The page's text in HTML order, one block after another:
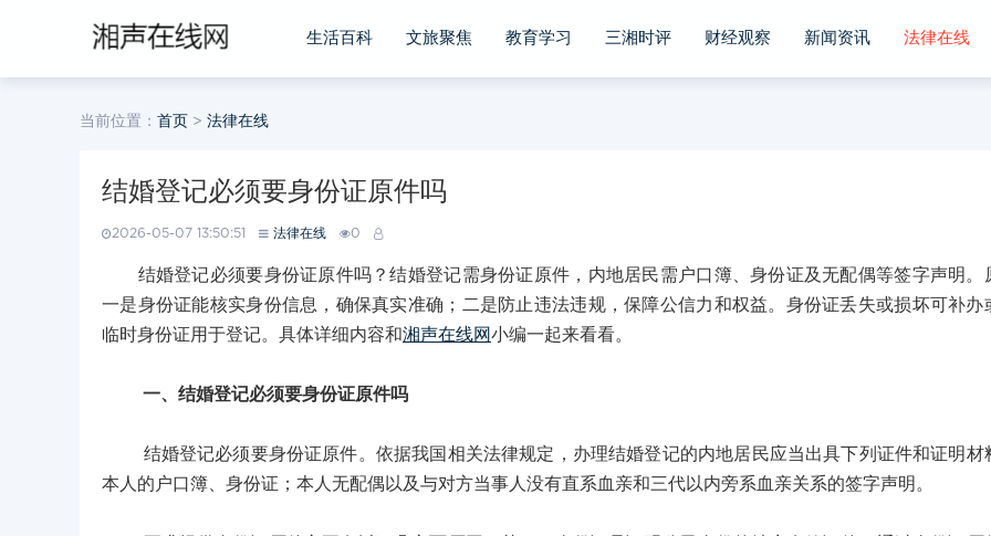
生活百科 文旅聚焦 教育学习 三湘时评 财经观察 新闻资讯 法律在线
当前位置： 首页 > 法律在线
结婚登记必须要身份证原件吗
2026-05-07 13:50:51 法律在线 0
结婚登记必须要身份证原件吗？结婚登记需身份证原件，内地居民需户口簿、身份证及无配偶等签字声明。
一是身份证能核实身份信息，确保真实准确；二是防止违法违规，保障公信力和权益。身份证丢失或损坏可补办
临时身份证用于登记。具体详细内容和湘声在线网小编一起来看看。
一、结婚登记必须要身份证原件吗
结婚登记必须要身份证原件。依据我国相关法律规定，办理结婚登记的内地居民应当出具下列证件和证明材
本人的户口簿、身份证；本人无配偶以及与对方当事人没有直系血亲和三代以内旁系血亲关系的签字声明。